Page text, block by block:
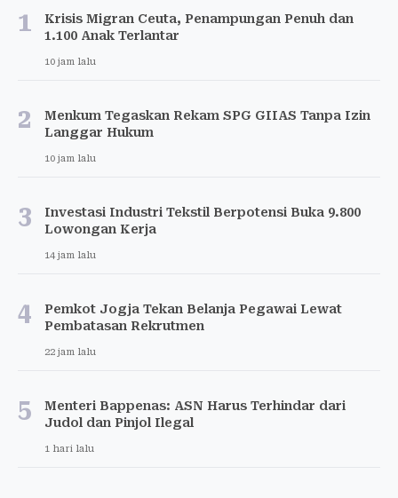
1
Krisis Migran Ceuta, Penampungan Penuh dan
1.100 Anak Terlantar
10 jam lalu
2
Menkum Tegaskan Rekam SPG GIIAS Tanpa Izin
Langgar Hukum
10 jam lalu
3
Investasi Industri Tekstil Berpotensi Buka 9.800
Lowongan Kerja
14 jam lalu
4
Pemkot Jogja Tekan Belanja Pegawai Lewat
Pembatasan Rekrutmen
22 jam lalu
5
Menteri Bappenas: ASN Harus Terhindar dari
Judol dan Pinjol Ilegal
1 hari lalu